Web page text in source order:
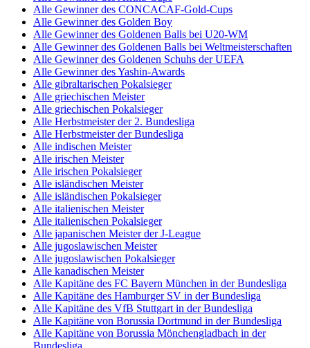
Alle Gewinner des CONCACAF-Gold-Cups
Alle Gewinner des Golden Boy
Alle Gewinner des Goldenen Balls bei U20-WM
Alle Gewinner des Goldenen Balls bei Weltmeisterschaften
Alle Gewinner des Goldenen Schuhs der UEFA
Alle Gewinner des Yashin-Awards
Alle gibraltarischen Pokalsieger
Alle griechischen Meister
Alle griechischen Pokalsieger
Alle Herbstmeister der 2. Bundesliga
Alle Herbstmeister der Bundesliga
Alle indischen Meister
Alle irischen Meister
Alle irischen Pokalsieger
Alle isländischen Meister
Alle isländischen Pokalsieger
Alle italienischen Meister
Alle italienischen Pokalsieger
Alle japanischen Meister der J-League
Alle jugoslawischen Meister
Alle jugoslawischen Pokalsieger
Alle kanadischen Meister
Alle Kapitäne des FC Bayern München in der Bundesliga
Alle Kapitäne des Hamburger SV in der Bundesliga
Alle Kapitäne des VfB Stuttgart in der Bundesliga
Alle Kapitäne von Borussia Dortmund in der Bundesliga
Alle Kapitäne von Borussia Mönchengladbach in der
Bundesliga